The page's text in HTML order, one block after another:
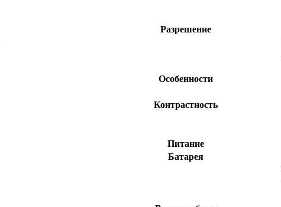
Разрешение
Особенности
Контрастность
Питание
Батарея